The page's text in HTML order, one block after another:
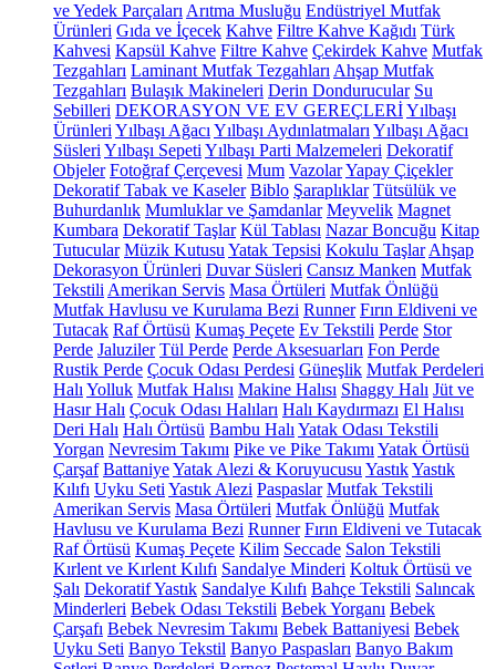
ve Yedek Parçaları Arıtma Musluğu Endüstriyel Mutfak
Ürünleri Gıda ve İçecek Kahve Filtre Kahve Kağıdı Türk
Kahvesi Kapsül Kahve Filtre Kahve Çekirdek Kahve Mutfak
Tezgahları Laminant Mutfak Tezgahları Ahşap Mutfak
Tezgahları Bulaşık Makineleri Derin Dondurucular Su
Sebilleri DEKORASYON VE EV GEREÇLERİYılbaşı
Ürünleri Yılbaşı Ağacı Yılbaşı Aydınlatmaları Yılbaşı Ağacı
Süsleri Yılbaşı Sepeti Yılbaşı Parti Malzemeleri Dekoratif
Objeler Fotoğraf Çerçevesi Mum VazolarYapay Çiçekler
Dekoratif Tabak ve Kaseler Biblo Şaraplıklar Tütsülük ve
Buhurdanlık Mumluklar ve Şamdanlar Meyvelik Magnet
Kumbara Dekoratif Taşlar Kül Tablası Nazar Boncuğu Kitap
Tutucular Müzik Kutusu Yatak Tepsisi Kokulu Taşlar Ahşap
Dekorasyon Ürünleri Duvar Süsleri Cansız Manken Mutfak
Tekstili Amerikan Servis Masa Örtüleri Mutfak Önlüğü
Mutfak Havlusu ve Kurulama Bezi Runner Fırın Eldiveni ve
Tutacak Raf Örtüsü Kumaş Peçete Ev Tekstili Perde Stor
Perde Jaluziler Tül Perde Perde Aksesuarları Fon Perde
Rustik Perde Çocuk Odası Perdesi Güneşlik Mutfak Perdeleri
Halı Yolluk Mutfak Halısı Makine Halısı Shaggy Halı Jüt ve
Hasır Halı Çocuk Odası Halıları Halı Kaydırmazı El Halısı
Deri Halı Halı Örtüsü Bambu Halı Yatak Odası Tekstili
Yorgan Nevresim Takımı Pike ve Pike Takımı Yatak Örtüsü
Çarşaf BattaniyeYatak Alezi & Koruyucusu YastıkYastık
Kılıfı Uyku Seti Yastık Alezi Paspaslar Mutfak Tekstili
Amerikan Servis Masa Örtüleri Mutfak Önlüğü Mutfak
Havlusu ve Kurulama Bezi Runner Fırın Eldiveni ve Tutacak
Raf Örtüsü Kumaş Peçete Kilim Seccade Salon Tekstili
Kırlent ve Kırlent Kılıfı Sandalye Minderi Koltuk Örtüsü ve
Şalı Dekoratif Yastık Sandalye Kılıfı Bahçe Tekstili Salıncak
Minderleri Bebek Odası Tekstili Bebek Yorganı Bebek
Çarşafı Bebek Nevresim Takımı Bebek Battaniyesi Bebek
Uyku Seti Banyo Tekstil Banyo Paspasları Banyo Bakım